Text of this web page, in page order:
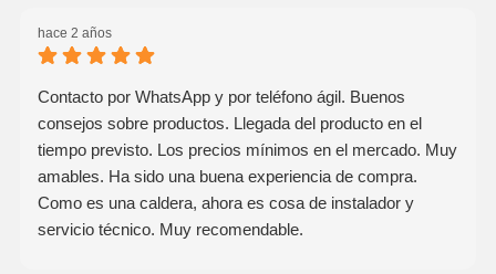
hace 2 años
Contacto por WhatsApp y por teléfono ágil. Buenos
consejos sobre productos. Llegada del producto en el
tiempo previsto. Los precios mínimos en el mercado. Muy
amables. Ha sido una buena experiencia de compra.
Como es una caldera, ahora es cosa de instalador y
servicio técnico. Muy recomendable.